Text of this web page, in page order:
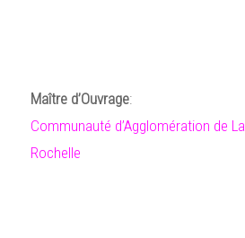
Maître d’Ouvrage:
Communauté d’Agglomération de La
Rochelle